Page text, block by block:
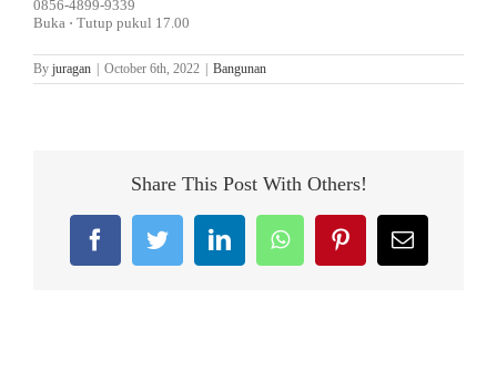
0856-4899-9339
Buka ⋅ Tutup pukul 17.00
By juragan | October 6th, 2022 | Bangunan
Share This Post With Others!
FacebookTwitterLinkedInWhatsAppPinterestEmail